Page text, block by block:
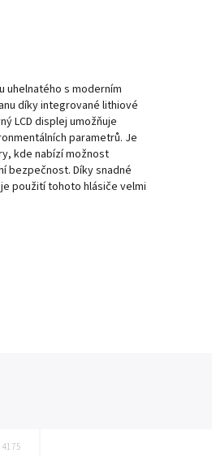
uhelnatého s moderním
díky integrované lithiové
LCD displej umožňuje
parametrů. Je
kde nabízí možnost
bezpečnost. Díky snadné
použití tohoto hlásiče velmi
4175